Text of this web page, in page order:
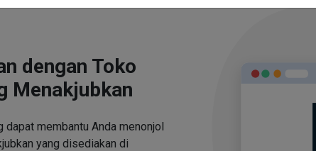
dengan Toko
Menakjubkan
membantu Anda menonjol
yang disediakan di